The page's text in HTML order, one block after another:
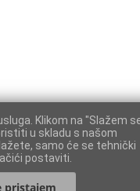
Klikom na "Slažem
u skladu s našom
samo će se tehnički
postaviti.